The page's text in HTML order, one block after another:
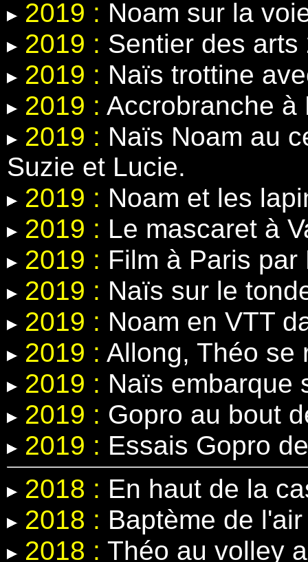
2019 : Noam sur la
2019 : Sentier des arts
2019 : Naïs trottine
2019 : Accrobranche à
2019 : Naïs Noam au
Suzie et Lucie.
2019 : Noam et les
2019 : Le mascaret à
2019 : Film à Paris par
2019 : Naïs sur le
2019 : Noam en VTT
2019 : Allong, Théo se
2019 : Naïs embarque
2019 : Gopro au bout
2019 : Essais Gopro
2018 : En haut de la
2018 : Baptème de
2018 : Théo au volley